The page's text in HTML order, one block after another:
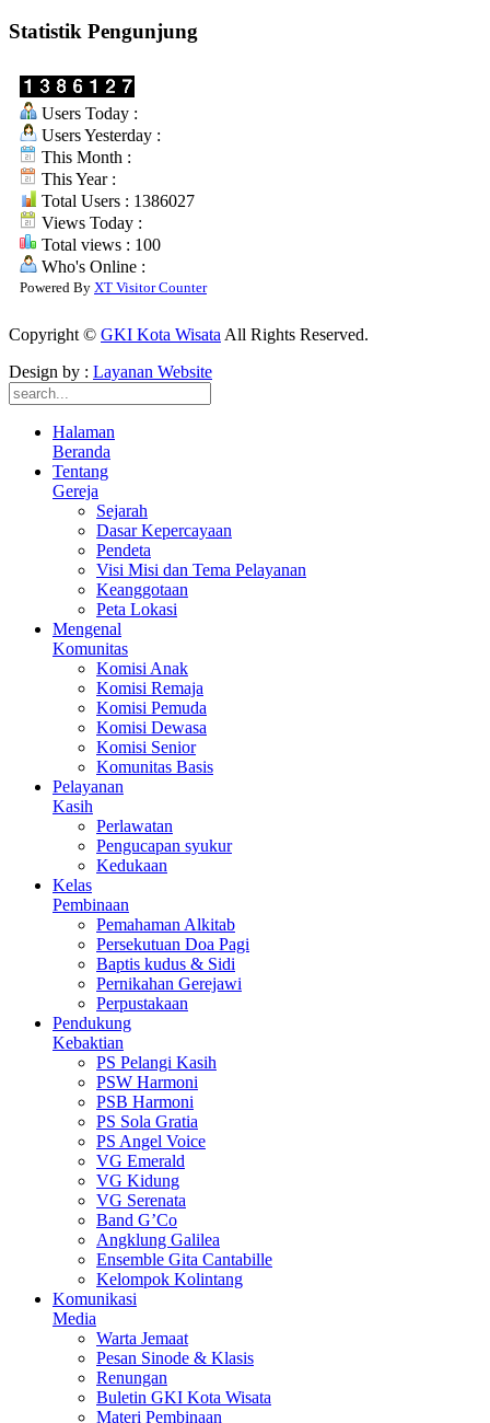
Statistik Pengunjung
Users Today :
Users Yesterday :
This Month :
This Year :
Total Users : 1386027
Views Today :
Total views : 100
Who's Online :
Powered By XT Visitor Counter
Copyright © GKI Kota Wisata All Rights Reserved.
Design by : Layanan Website
Halaman
Beranda
Tentang
Gereja
Sejarah
Dasar Kepercayaan
Pendeta
Visi Misi dan Tema Pelayanan
Keanggotaan
Peta Lokasi
Mengenal
Komunitas
Komisi Anak
Komisi Remaja
Komisi Pemuda
Komisi Dewasa
Komisi Senior
Komunitas Basis
Pelayanan
Kasih
Perlawatan
Pengucapan syukur
Kedukaan
Kelas
Pembinaan
Pemahaman Alkitab
Persekutuan Doa Pagi
Baptis kudus & Sidi
Pernikahan Gerejawi
Perpustakaan
Pendukung
Kebaktian
PS Pelangi Kasih
PSW Harmoni
PSB Harmoni
PS Sola Gratia
PS Angel Voice
VG Emerald
VG Kidung
VG Serenata
Band G’Co
Angklung Galilea
Ensemble Gita Cantabille
Kelompok Kolintang
Komunikasi
Media
Warta Jemaat
Pesan Sinode & Klasis
Renungan
Buletin GKI Kota Wisata
Materi Pembinaan